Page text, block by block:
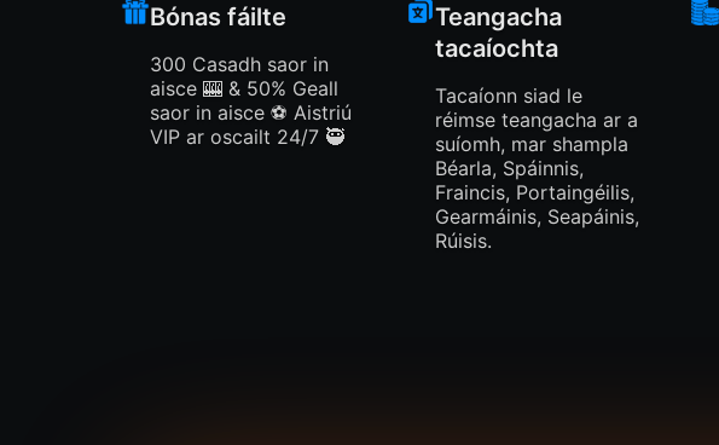
Bónas fáilte
300 Casadh saor in
aisce 🎰 & 50% Geall
saor in aisce ⚽️ Aistriú
VIP ar oscailt 24/7 🥷
Teangacha
tacaíochta
Tacaíonn siad le
réimse teangacha ar a
suíomh, mar shampla
Béarla, Spáinnis,
Fraincis, Portaingéilis,
Gearmáinis, Seapáinis,
Rúisis.